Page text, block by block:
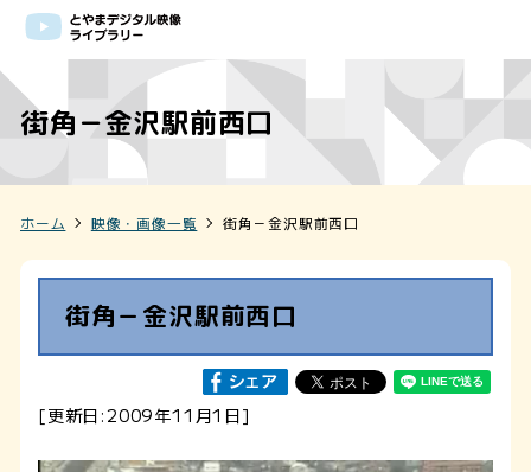
街角－金沢駅前西口
ホーム 映像・画像一覧 街角－金沢駅前西口
街角－金沢駅前西口
[更新日:2009年11月1日]